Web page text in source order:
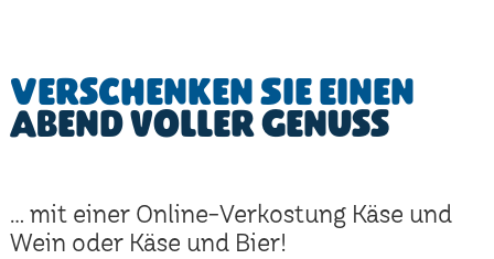
Verschenken Sie einen
Abend voller Genuss
... mit einer Online-Verkostung Käse und
Wein oder Käse und Bier!